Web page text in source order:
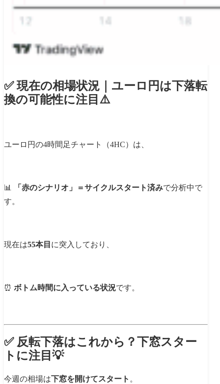
✅ 現在の相場状況｜ユーロ円は下落転
換の可能性に注目⚠️
ユーロ円の4時間足チャート（4HC）は、
📊 「赤のシナリオ」＝サイクルスタート済みで分析中で
す。
現在は55本目 に突入しており、
⏰ ボトム時間に入っている状況です。
✅ 反転下落はこれから？下窓スター
トに注目💡
今週の相場は下窓を開けてスタート 。